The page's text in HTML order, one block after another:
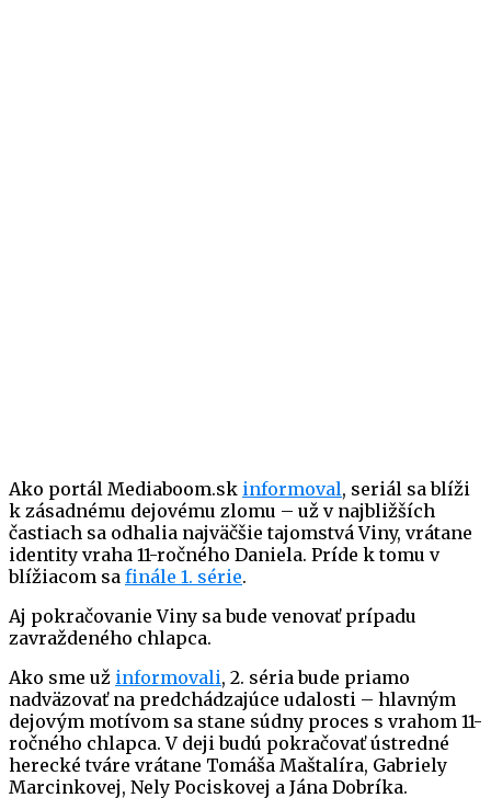
Ako portál Mediaboom.sk informoval, seriál sa blíži
k zásadnému dejovému zlomu – už v najbližších
častiach sa odhalia najväčšie tajomstvá Viny, vrátane
identity vraha 11-ročného Daniela. Príde k tomu v
blížiacom sa finále 1. série.
Aj pokračovanie Viny sa bude venovať prípadu
zavraždeného chlapca.
Ako sme už informovali, 2. séria bude priamo
nadväzovať na predchádzajúce udalosti – hlavným
dejovým motívom sa stane súdny proces s vrahom 11-
ročného chlapca. V deji budú pokračovať ústredné
herecké tváre vrátane Tomáša Maštalíra, Gabriely
Marcinkovej, Nely Pociskovej a Jána Dobríka.